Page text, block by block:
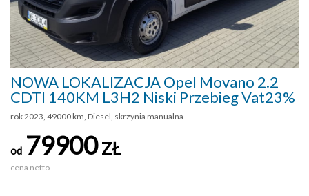
NOWA LOKALIZACJA Opel Movano 2.2
CDTI 140KM L3H2 Niski Przebieg Vat23%
rok 2023, 49000 km, Diesel, skrzynia manualna
od 79900ZŁ
cena netto